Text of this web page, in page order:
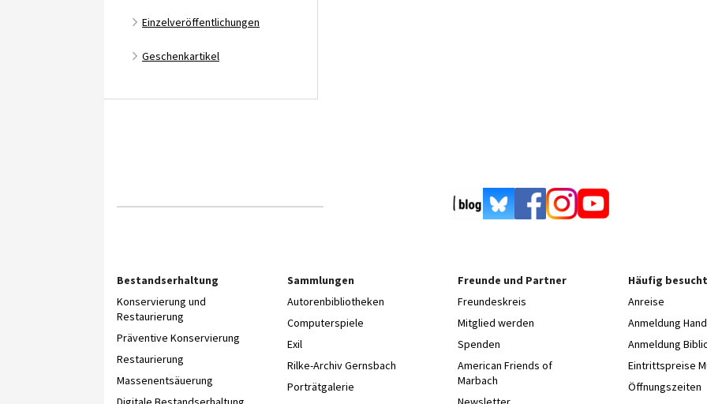
Einzelveröffentlichungen
Geschenkartikel
Bestandserhaltung
Konservierung und
Restaurierung
Präventive Konservierung
Restaurierung
Massenentsäuerung
Sammlungen
Autorenbibliotheken
Computerspiele
Exil
Rilke-Archiv Gernsbach
Porträtgalerie
Freunde und Partner
Freundeskreis
Mitglied werden
Spenden
American Friends of
Marbach
Häufig
Anreise
Anmeldung
Anmeldung
Eintrittspreise
Öffnungszeiten